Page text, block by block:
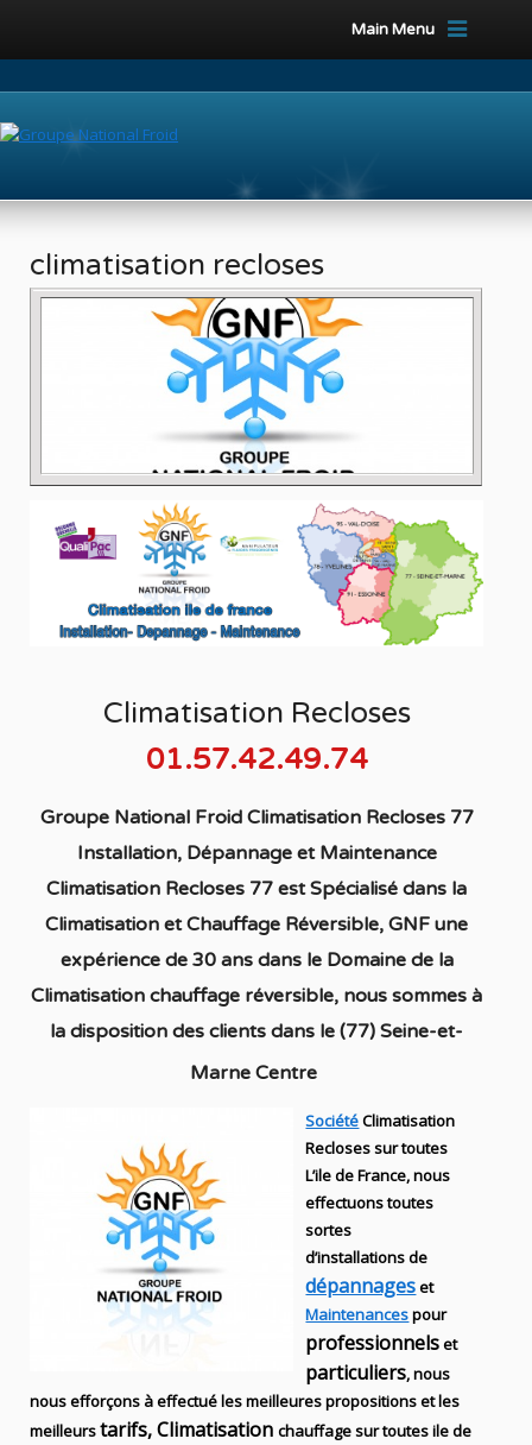
Main Menu
climatisation recloses
Climatisation Recloses
01.57.42.49.74
Groupe National Froid Climatisation Recloses 77
Installation, Dépannage et Maintenance
Climatisation Recloses 77est Spécialisé dans la
Climatisation et Chauffage Réversible, GNF une
expérience de 30 ans dans le Domaine de la
Climatisation chauffage réversible, nous sommes à
la disposition des clients dans le (77) Seine-et-
Marne Centre
SociétéClimatisation
Recloses sur toutes
L’ile de France, nous
effectuons toutes
sortes
d’installationsde
dépannageset
Maintenancespour
professionnelset
particuliers, nous
nous efforçons à effectué les meilleures propositions et les
meilleurstarifs, Climatisationchauffage sur toutes ile de